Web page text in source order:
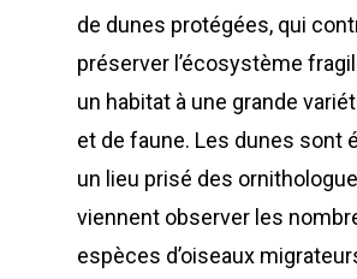
de dunes protégées, qui
préserver l’écosystème
un habitat à une grande
et de faune. Les dunes sont
un lieu prisé des
viennent observer les
espèces d’oiseaux